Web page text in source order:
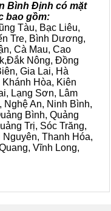
Bình Định có mặt
bao gồm:
Tàu, Bạc Liêu,
Tre, Bình Dương,
Cà Mau, Cao
Nông, Đồng
Gia Lai, Hà
Hòa, Kiên
Lạng Sơn, Lâm
An, Ninh Bình,
Bình, Quảng
Trị, Sóc Trăng,
Thanh Hóa,
Vĩnh Long,